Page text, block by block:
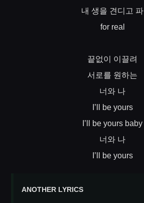
내 생을 견디고 파
for real
끝없이 이끌려
서로를 원하는
너와 나
I’ll be yours
I’ll be yours baby
너와 나
I’ll be yours
ANOTHER LYRICS